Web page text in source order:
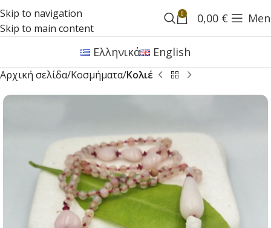
Skip to navigation
Skip to main content
0 0,00 €
Ελληνικά English
Αρχική σελίδα Κοσμήματα Κολιέ